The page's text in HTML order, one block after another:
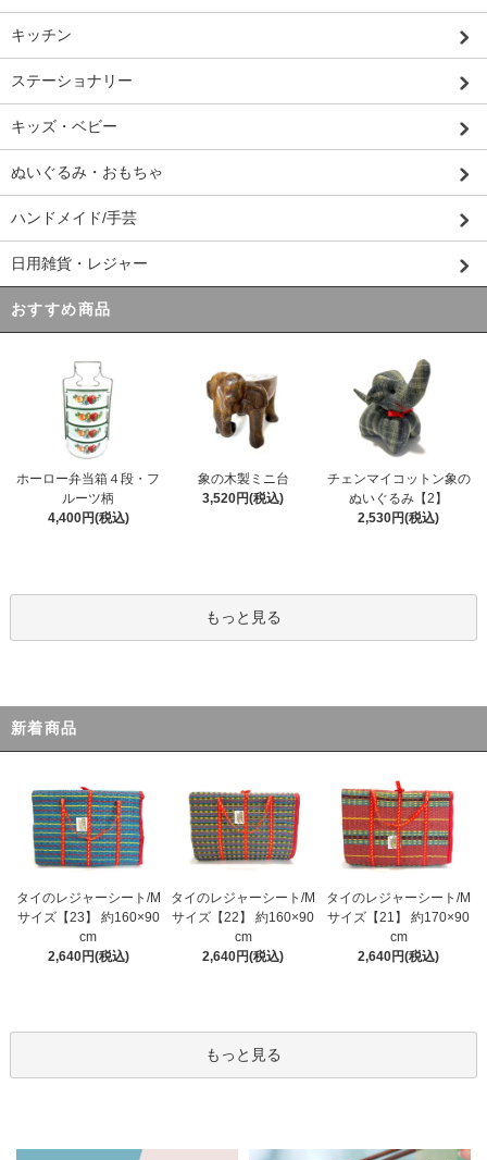
キッチン
ステーショナリー
キッズ・ベビー
ぬいぐるみ・おもちゃ
ハンドメイド/手芸
日用雑貨・レジャー
おすすめ商品
ホーロー弁当箱４段・フ
ルーツ柄
4,400円(税込)
象の木製ミニ台
3,520円(税込)
チェンマイコットン象の
ぬいぐるみ【2】
2,530円(税込)
もっと見る
新着商品
タイのレジャーシート/M
サイズ【23】 約160×90
cm
2,640円(税込)
タイのレジャーシート/M
サイズ【22】 約160×90
cm
2,640円(税込)
タイのレジャーシート/M
サイズ【21】 約170×90
cm
2,640円(税込)
もっと見る